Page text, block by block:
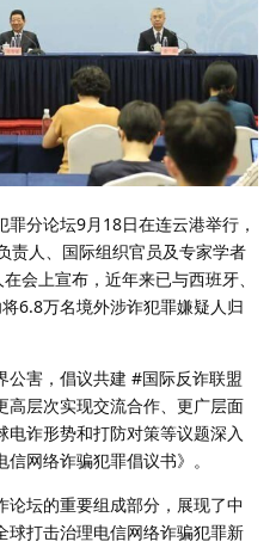
分论坛9月18日在连云港举行，
责人、国际组织官员及专家学者
会上宣布，近年来已与西班牙、
6.8万名境外涉诈犯罪嫌疑人归
公害，倡议共建 #国际反诈联盟
高层次实现交流合作、更广层面
诈形势和打防对策等议题深入
网络诈骗犯罪倡议书》。
论坛的重要组成部分，展现了中
球打击治理电信网络诈骗犯罪新